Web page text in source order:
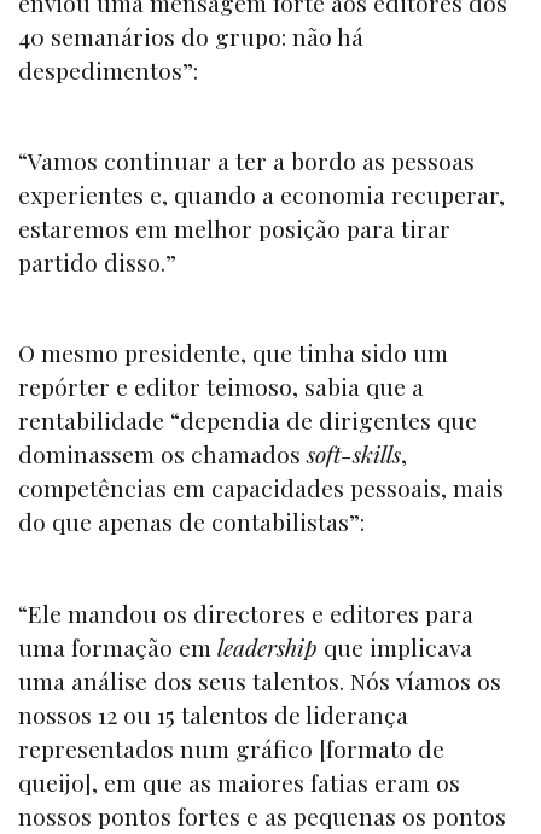
40 semanários do grupo: não há
despedimentos”:
“Vamos continuar a ter a bordo as pessoas
experientes e, quando a economia recuperar,
estaremos em melhor posição para tirar
partido disso.”
O mesmo presidente, que tinha sido um
repórter e editor teimoso, sabia que a
rentabilidade “dependia de dirigentes que
dominassem os chamadossoft-skills,
competências em capacidades pessoais, mais
do que apenas de contabilistas”:
“Ele mandou os directores e editores para
uma formação em leadership que implicava
uma análise dos seus talentos. Nós víamos os
nossos 12 ou 15 talentos de liderança
representados num gráfico [formato de
queijo], em que as maiores fatias eram os
nossos pontos fortes e as pequenas os pontos